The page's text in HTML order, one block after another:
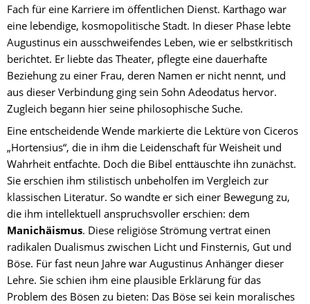
Fach für eine Karriere im öffentlichen Dienst. Karthago war
eine lebendige, kosmopolitische Stadt. In dieser Phase lebte
Augustinus ein ausschweifendes Leben, wie er selbstkritisch
berichtet. Er liebte das Theater, pflegte eine dauerhafte
Beziehung zu einer Frau, deren Namen er nicht nennt, und
aus dieser Verbindung ging sein Sohn Adeodatus hervor.
Zugleich begann hier seine philosophische Suche.
Eine entscheidende Wende markierte die Lektüre von Ciceros
„Hortensius“, die in ihm die Leidenschaft für Weisheit und
Wahrheit entfachte. Doch die Bibel enttäuschte ihn zunächst.
Sie erschien ihm stilistisch unbeholfen im Vergleich zur
klassischen Literatur. So wandte er sich einer Bewegung zu,
Manichäismus. Diese religiöse Strömung vertrat einen
radikalen Dualismus zwischen Licht und Finsternis, Gut und
Böse. Für fast neun Jahre war Augustinus Anhänger dieser
Lehre. Sie schien ihm eine plausible Erklärung für das
Problem des Bösen zu bieten: Das Böse sei kein moralisches